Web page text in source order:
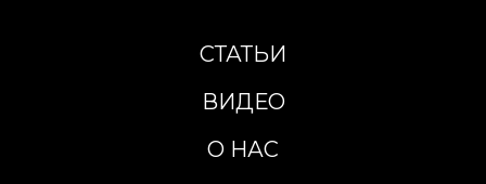
СТАТЬИ
ВИДЕО
О НАС